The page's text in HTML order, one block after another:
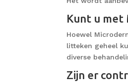
Kunt u met
Hoewel
litteken geheel
diverse
Zijn er